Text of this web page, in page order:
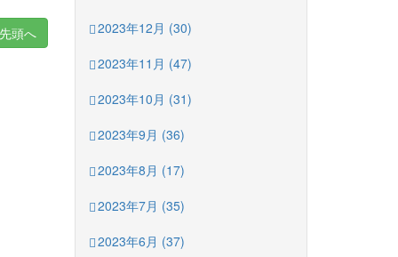
頭へ
2023年12月 (30)
2023年11月 (47)
2023年10月 (31)
2023年9月 (36)
2023年8月 (17)
2023年7月 (35)
2023年6月 (37)